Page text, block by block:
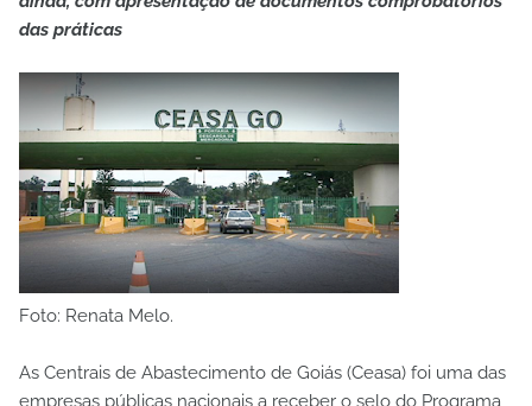
das práticas
Foto: Renata Melo.
As Centrais de Abastecimento de Goiás (Ceasa) foi uma das
empresas públicas nacionais a receber o selo do Programa